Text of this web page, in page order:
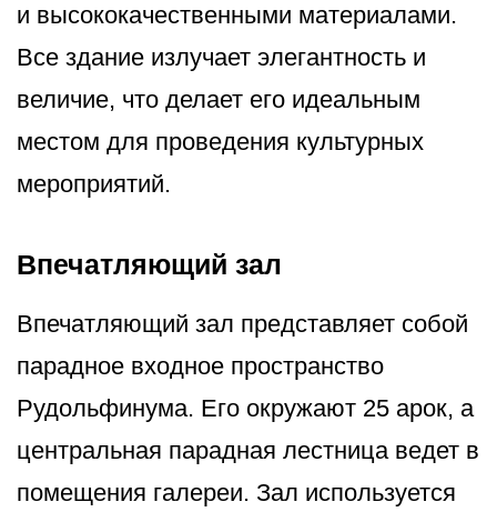
и высококачественными материалами.
Все здание излучает элегантность и
величие, что делает его идеальным
местом для проведения культурных
мероприятий.
Впечатляющий зал
Впечатляющий зал представляет собой
парадное входное пространство
Рудольфинума. Его окружают 25 арок, а
центральная парадная лестница ведет в
помещения галереи. Зал используется